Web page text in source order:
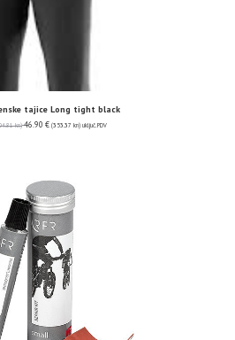
tajice Long tight black
kn) 46.90 € (353.37 kn) uključ. PDV